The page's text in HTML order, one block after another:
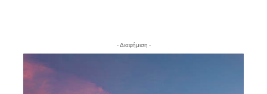
- Διαφήμιση -